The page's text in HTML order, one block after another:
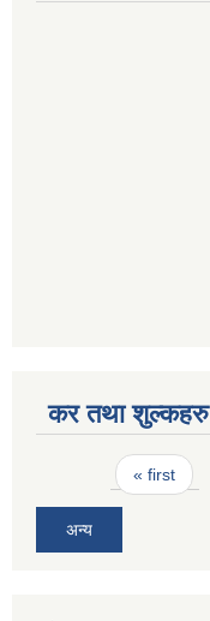
कर तथा शुल्कहरु
Pages« first
अन्य